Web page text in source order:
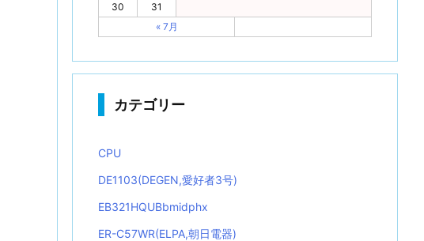
30
31
« 7月
カテゴリー
CPU
DE1103(DEGEN,愛好者3号)
EB321HQUBbmidphx
ER-C57WR(ELPA,朝日電器)